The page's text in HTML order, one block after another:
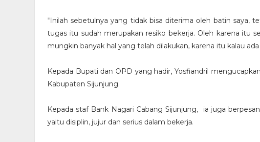
"Inilah sebetulnya yang tidak bisa diterima oleh batin saya,
tugas itu sudah merupakan resiko bekerja. Oleh karena itu
mungkin banyak hal yang telah dilakukan, karena itu kalau
Kepada Bupati dan OPD yang hadir, Yosfiandril
Kabupaten Sijunjung.
Kepada staf Bank Nagari Cabang Sijunjung, ia juga
yaitu disiplin, jujur dan serius dalam bekerja.